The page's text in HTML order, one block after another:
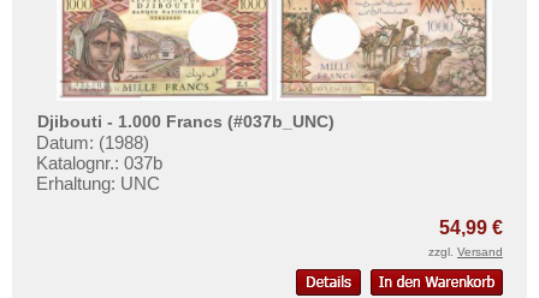
Djibouti - 1.000 Francs (#037b_UNC)
Datum: (1988)
Katalognr.: 037b
Erhaltung: UNC
54,99 €
zzgl. Versand